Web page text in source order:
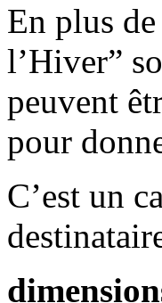
En plus
l’Hiver”
peuvent
pour
C’est un